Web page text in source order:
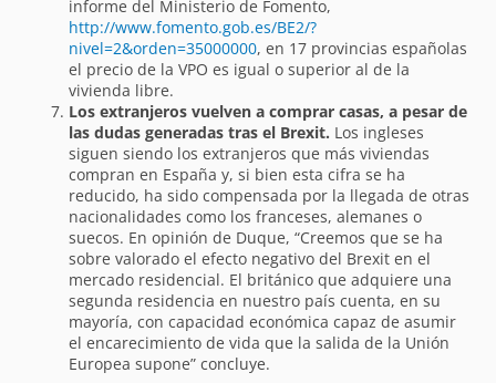
informe del Ministerio de Fomento,
http://www.fomento.gob.es/BE2/?
nivel=2&orden=35000000, en 17 provincias españolas
el precio de la VPO es igual o superior al de la
vivienda libre.
Los extranjeros vuelven a comprar casas, a pesar de
las dudas generadas tras el Brexit. Los ingleses
siguen siendo los extranjeros que más viviendas
compran en España y, si bien esta cifra se ha
reducido, ha sido compensada por la llegada de otras
nacionalidades como los franceses, alemanes o
suecos. En opinión de Duque, “Creemos que se ha
sobre valorado el efecto negativo del Brexit en el
mercado residencial. El británico que adquiere una
segunda residencia en nuestro país cuenta, en su
mayoría, con capacidad económica capaz de asumir
el encarecimiento de vida que la salida de la Unión
Europea supone” concluye.